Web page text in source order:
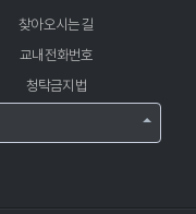
찾아오시는 길
교내전화번호
청탁금지법